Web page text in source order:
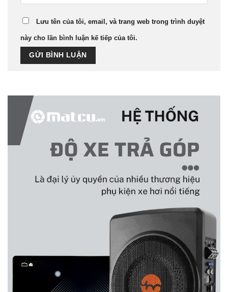
Lưu tên của tôi, email, và trang web trong trình duyệt
này cho lần bình luận kế tiếp của tôi.